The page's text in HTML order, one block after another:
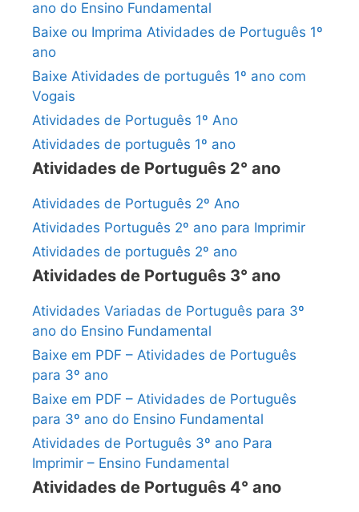
ano do Ensino Fundamental
Baixe ou Imprima Atividades de Português 1º
ano
Baixe Atividades de português 1º ano com
Vogais
Atividades de Português 1º Ano
Atividades de português 1º ano
Atividades de Português 2° ano
Atividades de Português 2º Ano
Atividades Português 2º ano para Imprimir
Atividades de português 2º ano
Atividades de Português 3° ano
Atividades Variadas de Português para 3º
ano do Ensino Fundamental
Baixe em PDF – Atividades de Português
para 3º ano
Baixe em PDF – Atividades de Português
para 3º ano do Ensino Fundamental
Atividades de Português 3º ano Para
Imprimir – Ensino Fundamental
Atividades de Português 4° ano